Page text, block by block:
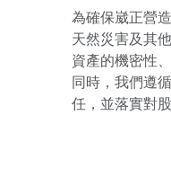
為確保崴正營
天然災害及其
資產的機密性
同時，我們遵
任，並落實對